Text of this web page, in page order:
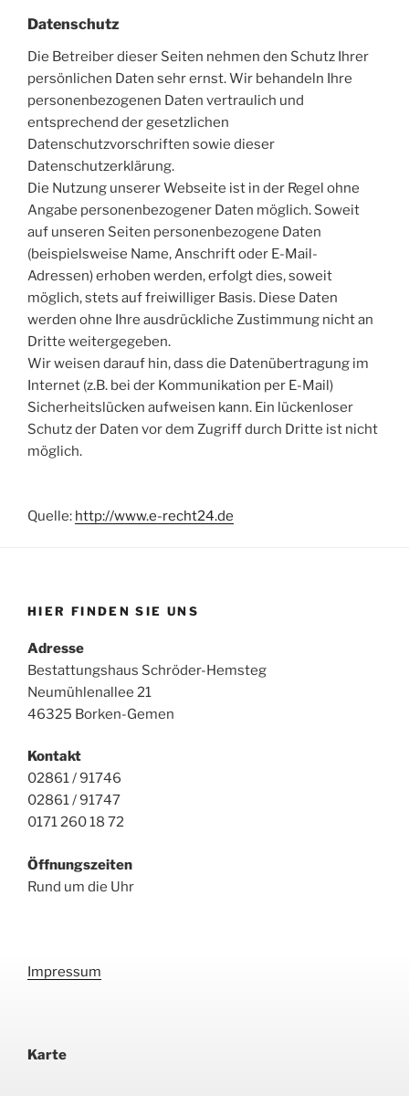
Datenschutz
Die Betreiber dieser Seiten nehmen den Schutz Ihrer
persönlichen Daten sehr ernst. Wir behandeln Ihre
personenbezogenen Daten vertraulich und
entsprechend der gesetzlichen
Datenschutzvorschriften sowie dieser
Datenschutzerklärung.
Die Nutzung unserer Webseite ist in der Regel ohne
Angabe personenbezogener Daten möglich. Soweit
auf unseren Seiten personenbezogene Daten
(beispielsweise Name, Anschrift oder E-Mail-
Adressen) erhoben werden, erfolgt dies, soweit
möglich, stets auf freiwilliger Basis. Diese Daten
werden ohne Ihre ausdrückliche Zustimmung nicht an
Dritte weitergegeben.
Wir weisen darauf hin, dass die Datenübertragung im
Internet (z.B. bei der Kommunikation per E-Mail)
Sicherheitslücken aufweisen kann. Ein lückenloser
Schutz der Daten vor dem Zugriff durch Dritte ist nicht
möglich.
Quelle: http://www.e-recht24.de
HIER FINDEN SIE UNS
Adresse
Bestattungshaus Schröder-Hemsteg
Neumühlenallee 21
46325 Borken-Gemen
Kontakt
02861 / 91746
02861 / 91747
0171 260 18 72
Öffnungszeiten
Rund um die Uhr
Impressum
Karte